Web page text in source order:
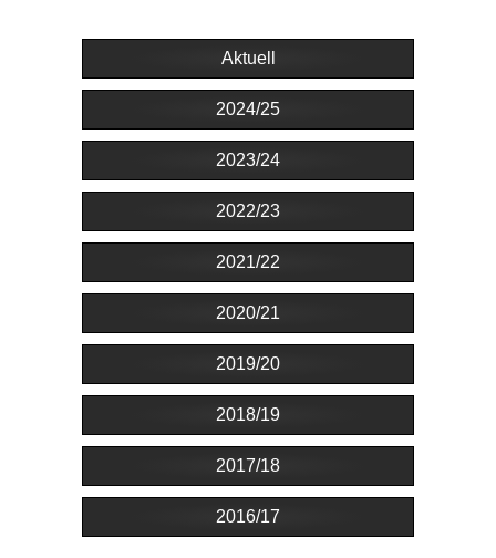
Aktuell
2024/25
2023/24
2022/23
2021/22
2020/21
2019/20
2018/19
2017/18
2016/17